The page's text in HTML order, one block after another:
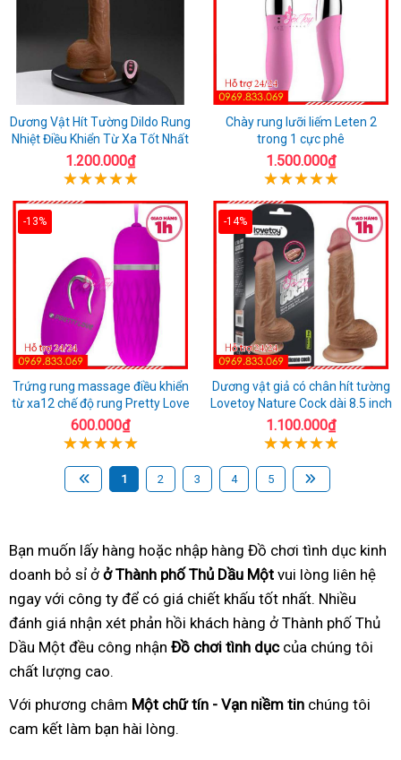
Dương Vật Hít Tường Dildo Rung
Nhiệt Điều Khiển Từ Xa Tốt Nhất
1.200.000₫
Chày rung lưỡi liếm Leten 2
trong 1 cực phê
1.500.000₫
-13%
Trứng rung massage điều khiển
từ xa12 chế độ rung Pretty Love
600.000₫
-14%
Dương vật giả có chân hít tường
Lovetoy Nature Cock dài 8.5 inch
1.100.000₫
1 2 3 4 5
Bạn muốn lấy hàng hoặc nhập hàng Đồ chơi tình dục kinh
doanh bỏ sỉ ở ở Thành phố Thủ Dầu Một vui lòng liên hệ
ngay với công ty để có giá chiết khấu tốt nhất. Nhiều
đánh giá nhận xét phản hồi khách hàng ở Thành phố Thủ
Dầu Một đều công nhận Đồ chơi tình dụccủa chúng tôi
chất lượng cao.
Với phương châm Một chữ tín - Vạn niềm tin chúng tôi
cam kết làm bạn hài lòng.